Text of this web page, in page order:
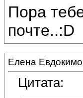
Пора
почте..:D
Елена
Цитата: